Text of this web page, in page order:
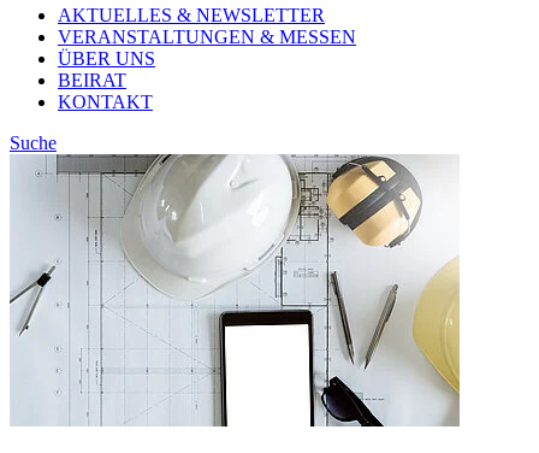
AKTUELLES & NEWSLETTER
VERANSTALTUNGEN & MESSEN
ÜBER UNS
BEIRAT
KONTAKT
Suche